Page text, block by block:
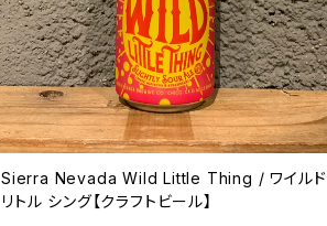
Sierra Nevada Wild Little Thing / ワイルド
リトル シング【クラフトビール】